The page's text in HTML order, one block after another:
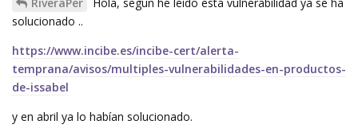
RiveraPer
Hola, segun he leido esta vulnerabilidad ya se ha
solucionado ..
https://www.incibe.es/incibe-cert/alerta-
temprana/avisos/multiples-vulnerabilidades-en-productos-
de-issabel
y en abril ya lo habían solucionado.